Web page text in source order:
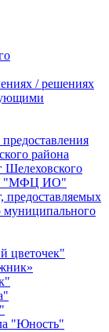
/ решениях
района
Шелеховского
"МФЦ ИО"
предоставляемых
цветочек"
"Юность"